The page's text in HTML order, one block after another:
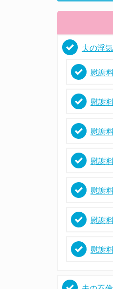
夫の浮
慰謝
慰謝
慰謝
慰謝
慰謝
慰謝
慰謝